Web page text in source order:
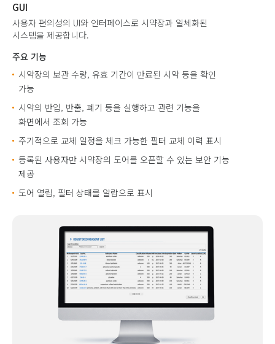
GUI
사용자 편의성의 UI와 인터페이스로 시약장과 일체화된
시스템을 제공합니다.
주요 기능
시약장의 보관 수량, 유효 기간이 만료된 시약 등을 확인
가능
시약의 반입, 반출, 폐기 등을 실행하고 관련 기능을
화면에서 조회 가능
주기적으로 교체 일정을 체크 가능한 필터 교체 이력 표시
등록된 사용자만 시약장의 도어를 오픈할 수 있는 보안 기능
제공
도어 열림, 필터 상태를 알람으로 표시